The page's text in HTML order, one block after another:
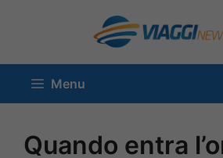
contenuto
Menu
Quando entra